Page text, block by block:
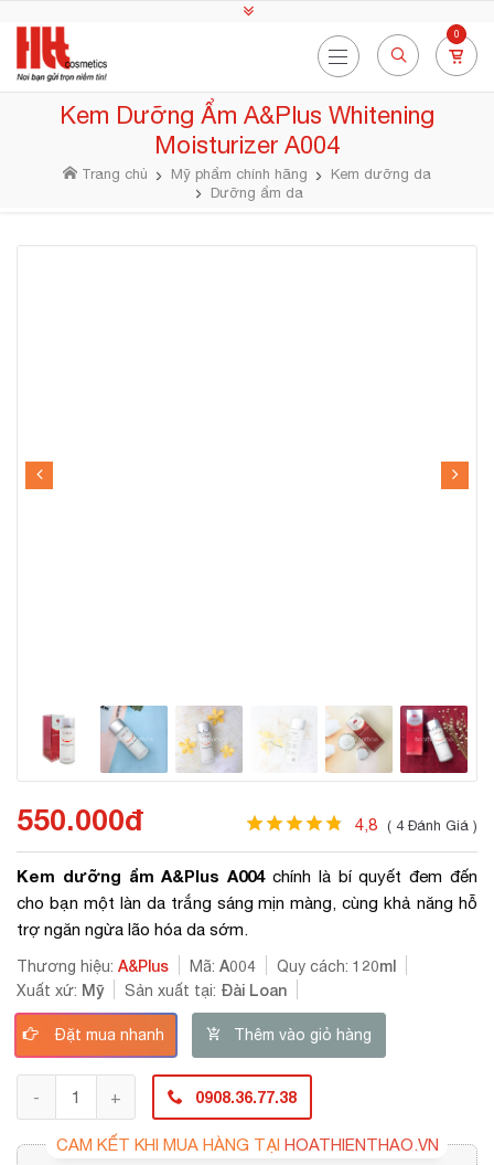
0
Kem Dưỡng Ẩm A&Plus Whitening
Moisturizer A004
Trang chủ Mỹ phẩm chính hãng
Kem dưỡng da
Dưỡng ẩm da
550.000đ 4,8 ( 4 Đánh Giá )
Kem dưỡng ẩm A&Plus A004chính là bí quyết đem đến
cho bạn một làn da trắng sáng mịn màng, cùng khả năng hỗ
trợ ngăn ngừa lão hóa da sớm.
Thương hiệu: A&Plus Mã: A004 Quy cách: 120ml
Xuất xứ: Mỹ Sản xuất tại: Đài Loan
Đặt mua nhanh Thêm vào giỏ hàng
0908.36.77.38
CAM KẾT KHI MUA HÀNG TẠI HOATHIENTHAO.VN